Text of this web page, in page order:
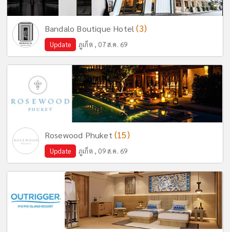
Bandalo Boutique Hotel(3)
Update ภูเก็ต , 07 ส.ค. 69
Rosewood Phuket (15)
Update ภูเก็ต , 09 ส.ค. 69